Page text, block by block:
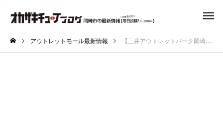
アウトレットモール最新情報 【三井アウトレットパーク岡崎】3月に閉店した「SAVE THE DUCK」の跡地に何が出来る？